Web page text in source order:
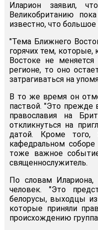
Иларион заявил,
Великобританию
известно, что
"Тема Ближнего
горячих тем,
Востоке не
регионе, то оно
затрагиваться на
В то же время он
паствой. "Это прежде
православия на
откликнуться на
датой. Кроме того,
кафедральном
тоже важное
священнослужитель.
По словам
человек. "Это
белорусы, выходцы из
которые приняли
происхождению